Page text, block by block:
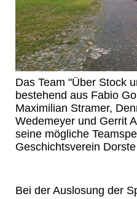
Das Team "Über Stock
bestehend aus Fabio
Maximilian Stramer,
Wedemeyer und Gerrit
seine mögliche
Geschichtsverein
Bei der Auslosung der